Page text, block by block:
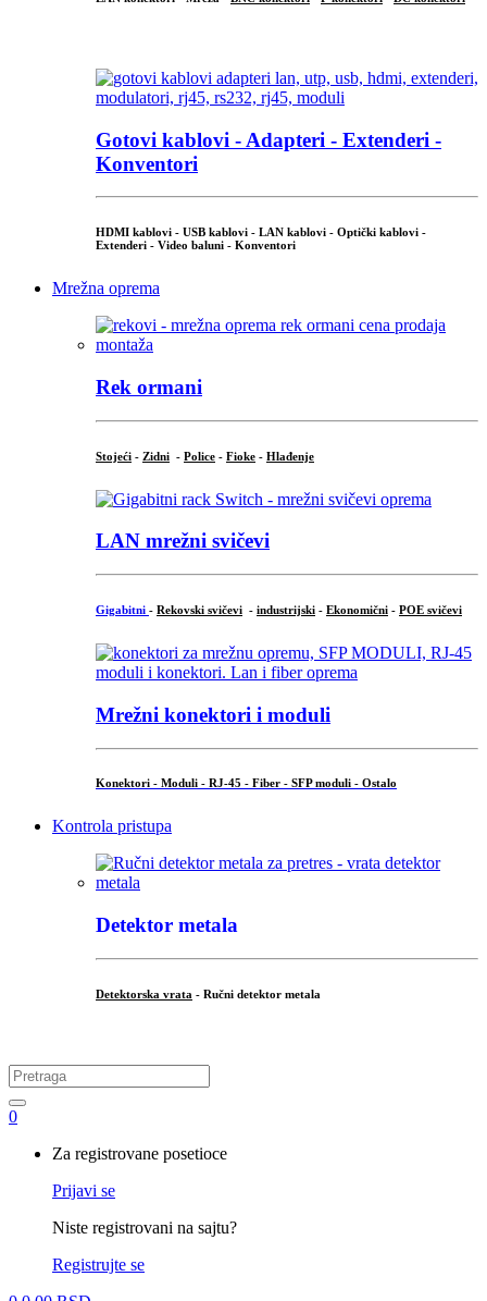
Gotovi kablovi - Adapteri - Extenderi -
Konventori
HDMI kablovi - USB kablovi - LAN kablovi - Optički kablovi -
Extenderi - Video baluni - Konventori
Mrežna oprema
Rek ormani
Stojeći - Zidni - Police - Fioke - Hlađenje
LAN mrežni svičevi
Gigabitni - Rekovski svičevi - industrijski - Ekonomični - POE svičevi
Mrežni konektori i moduli
Konektori - Moduli - RJ-45 - Fiber - SFP moduli - Ostalo
Kontrola pristupa
Detektor metala
Detektorska vrata - Ručni detektor metala
Search
for:
0
Za registrovane posetioce
Prijavi se
Niste registrovani na sajtu?
Registrujte se